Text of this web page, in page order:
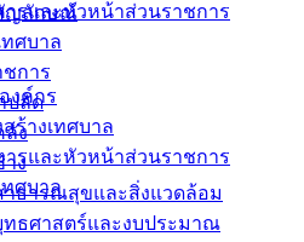
ารและหัวหน้าส่วนราชการ
ทศบาล
การ
ปลัด
ลัง
าง
าธารณสุขและสิ่งแวดล้อม
ทธศาสตร์และงบประมาณ
ญลักษณ์
งค์กร
ร้างเทศบาล
ารและหัวหน้าส่วนราชการ
ทศบาล